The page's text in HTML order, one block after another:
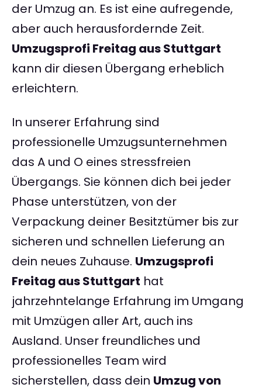
der Umzug an. Es ist eine aufregende,
aber auch herausfordernde Zeit.
Umzugsprofi Freitag aus Stuttgart
kann dir diesen Übergang erheblich
erleichtern.
In unserer Erfahrung sind
professionelle Umzugsunternehmen
das A und O eines stressfreien
Übergangs. Sie können dich bei jeder
Phase unterstützen, von der
Verpackung deiner Besitztümer bis zur
sicheren und schnellen Lieferung an
dein neues Zuhause. Umzugsprofi
Freitag aus Stuttgart hat
jahrzehntelange Erfahrung im Umgang
mit Umzügen aller Art, auch ins
Ausland. Unser freundliches und
professionelles Team wird
sicherstellen, dass dein Umzug von